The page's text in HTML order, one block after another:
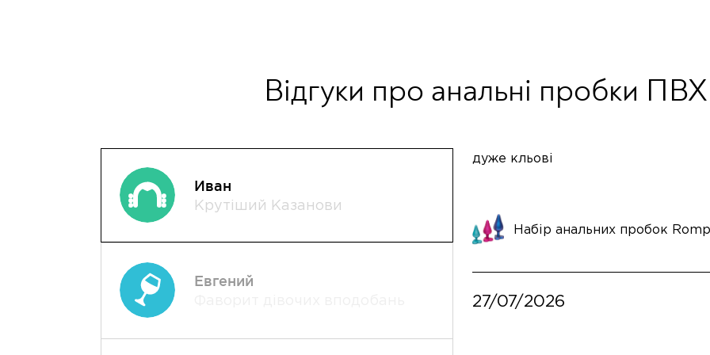
Відгуки про анальні пробки ПВХ
Иван
Крутіший Казанови
Евгений
дуже кльові
Набір анальних пробок
27/07/2026